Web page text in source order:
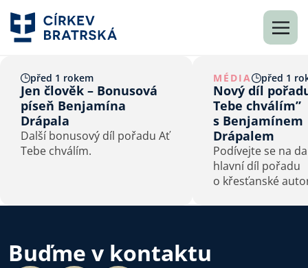
před 1 rokem
Jen člověk – Bonusová
píseň Benjamína
Drápala
Další bonusový díl pořadu Ať
Tebe chválím.
MÉDIA před 1
Nový díl
Tebe chválím”
s Benjamínem
Drápalem
Podívejte se na
hlavní díl pořadu
o křesťanské
Buďme v kontaktu